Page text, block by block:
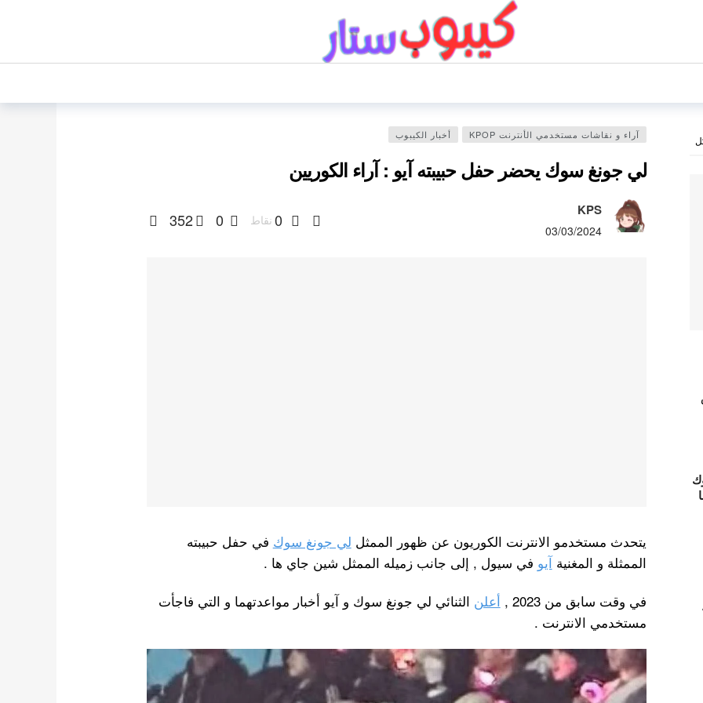
آراء و نقاشات مستخدمي الأنترنت KPOP أخبار الكيبوب
لي جونغ سوك يحضر حفل حبيبته آيو : آراء الكوريين
KPS
03/03/2024
0 نقاط 0
352
يتحدث مستخدمو الانترنت الكوريون عن ظهور الممثل لي جونغ سوك في حفل حبيبته
الممثلة و المغنيةآيو في سيول , إلى جانب زميله الممثل شين جاي ها .
في وقت سابق من 2023 ,
أعلن الثنائي لي جونغ سوك و آيو أخبار مواعدتهما و التي فاجأت
مستخدمي الانترنت .